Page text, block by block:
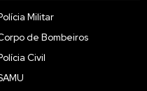
Militar
de Bombeiros
Civil